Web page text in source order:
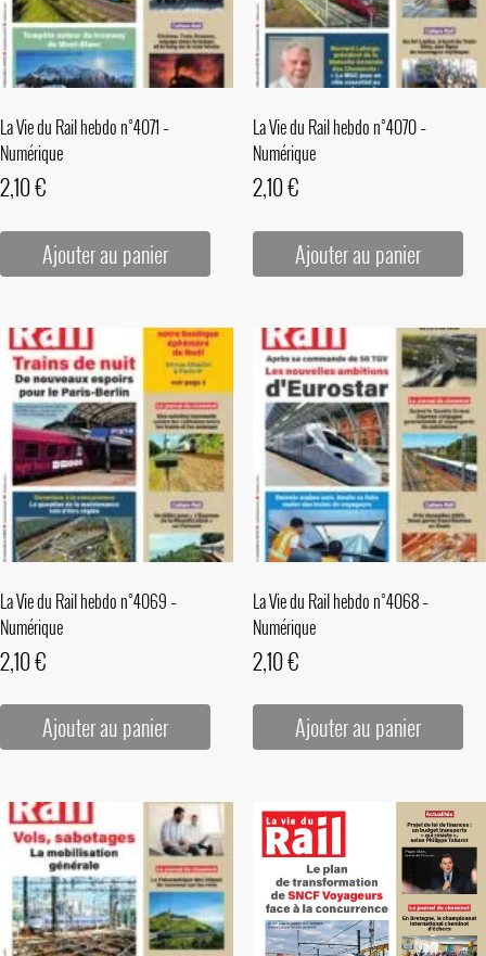
La Vie du Rail hebdo n°4071 –
Numérique
2,10€
Ajouter au panier
La Vie du Rail hebdo n°4070 –
Numérique
2,10€
Ajouter au panier
La Vie du Rail hebdo n°4069 –
Numérique
2,10€
Ajouter au panier
La Vie du Rail hebdo n°4068 –
Numérique
2,10€
Ajouter au panier